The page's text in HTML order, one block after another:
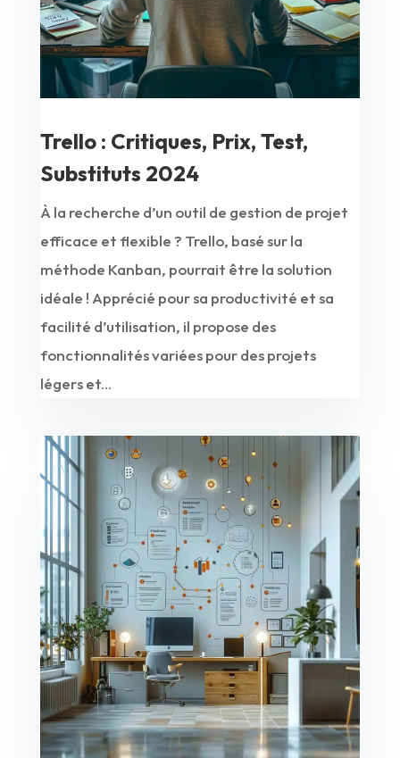
Trello : Critiques, Prix, Test,
Substituts 2024
À la recherche d’un outil de gestion de projet
efficace et flexible ? Trello, basé sur la
méthode Kanban, pourrait être la solution
idéale ! Apprécié pour sa productivité et sa
facilité d’utilisation, il propose des
fonctionnalités variées pour des projets
légers et...